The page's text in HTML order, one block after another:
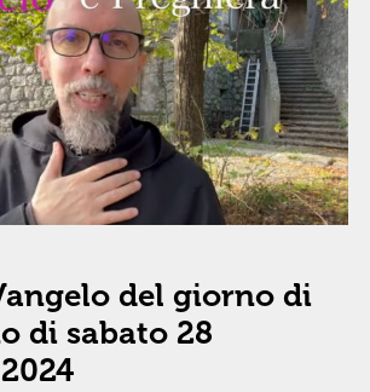
del giorno di
di sabato 28